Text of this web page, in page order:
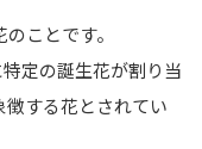
ことです。
定の誕生花が割り当
する花とされてい